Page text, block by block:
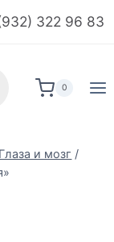
322 96 83
0
Глаза и мозг /